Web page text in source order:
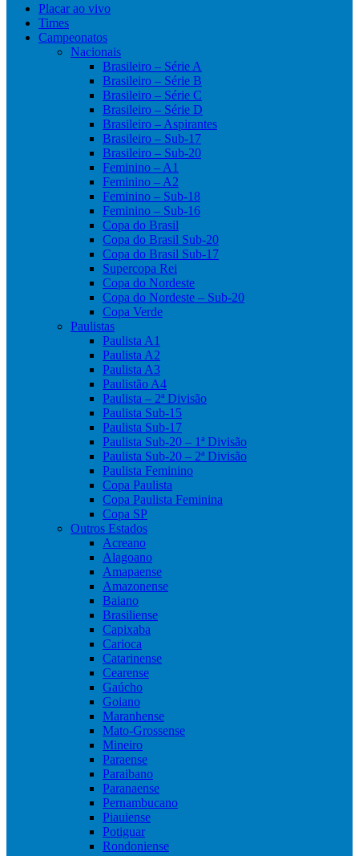
Placar ao vivo
Times
Campeonatos
Nacionais
Brasileiro – Série A
Brasileiro – Série B
Brasileiro – Série C
Brasileiro – Série D
Brasileiro – Aspirantes
Brasileiro – Sub-17
Brasileiro – Sub-20
Feminino – A1
Feminino – A2
Feminino – Sub-18
Feminino – Sub-16
Copa do Brasil
Copa do Brasil Sub-20
Copa do Brasil Sub-17
Supercopa Rei
Copa do Nordeste
Copa do Nordeste – Sub-20
Copa Verde
Paulistas
Paulista A1
Paulista A2
Paulista A3
Paulistão A4
Paulista – 2ª Divisão
Paulista Sub-15
Paulista Sub-17
Paulista Sub-20 – 1ª Divisão
Paulista Sub-20 – 2ª Divisão
Paulista Feminino
Copa Paulista
Copa Paulista Feminina
Copa SP
Outros Estados
Acreano
Alagoano
Amapaense
Amazonense
Baiano
Brasiliense
Capixaba
Carioca
Catarinense
Cearense
Gaúcho
Goiano
Maranhense
Mato-Grossense
Mineiro
Paraense
Paraibano
Paranaense
Pernambucano
Piauiense
Potiguar
Rondoniense